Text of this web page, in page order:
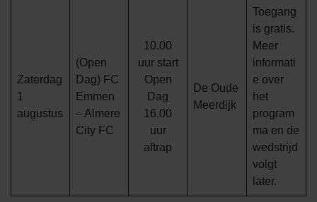
Zaterdag
1
augustus
(Open
Dag) FC
Emmen
– Almere
City FC
10.00
uur start
Open
Dag
16.00
uur
aftrap
De Oude
Meerdijk
Toegang
is gratis.
Meer
informati
e over
het
program
ma en de
wedstrijd
volgt
later.